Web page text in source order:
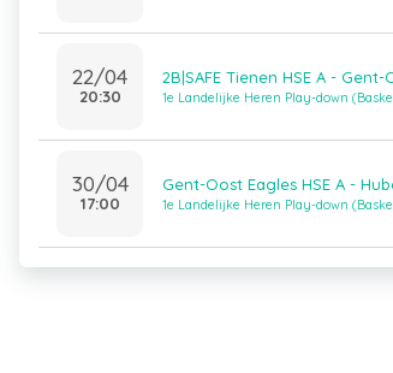
22/04
20:30
2B|SAFE Tienen HSE A - Gent-
1e Landelijke Heren Play-down
30/04
17:00
Gent-Oost Eagles HSE A -
1e Landelijke Heren Play-down